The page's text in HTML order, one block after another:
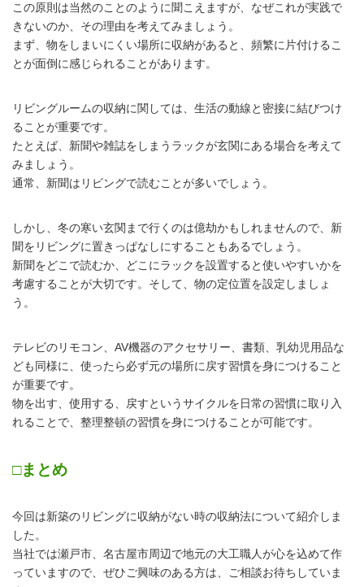
この原則は当然のことのように聞こえますが、なぜこれが実践で
きないのか、その理由を考えてみましょう。
まず、物をしまいにくい場所に収納があると、頻繁に片付けるこ
とが面倒に感じられることがあります。
リビングルームの収納に関しては、生活の動線と密接に結びつけ
ることが重要です。
たとえば、新聞や雑誌をしまうラックが玄関にある場合を考えて
みましょう。
通常、新聞はリビングで読むことが多いでしょう。
しかし、冬の寒い玄関まで行くのは億劫かもしれませんので、新
聞をリビングに置きっぱなしにすることもあるでしょう。
新聞をどこで読むか、どこにラックを設置すると使いやすいかを
考慮することが大切です。そして、物の定位置を設定しましょ
う。
テレビのリモコン、AV機器のアクセサリー、書類、乳幼児用品な
ども同様に、使ったら必ず元の場所に戻す習慣を身につけること
が重要です。
物を出す、使用する、戻すというサイクルを日常の習慣に取り入
れることで、整理整頓の習慣を身につけることが可能です。
□まとめ
今回は新築のリビングに収納がない時の収納法について紹介しま
した。
当社では瀬戸市、名古屋市周辺で地元の大工職人が心を込めて作
っていますので、ぜひご興味のある方は、ご相談お待ちしていま